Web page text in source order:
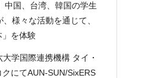
中国、台湾、韓国の学生
、様々な活動を通じて、
」を体験
大学国際連携機構 タイ・
クにてAUN-SUN/SixERS